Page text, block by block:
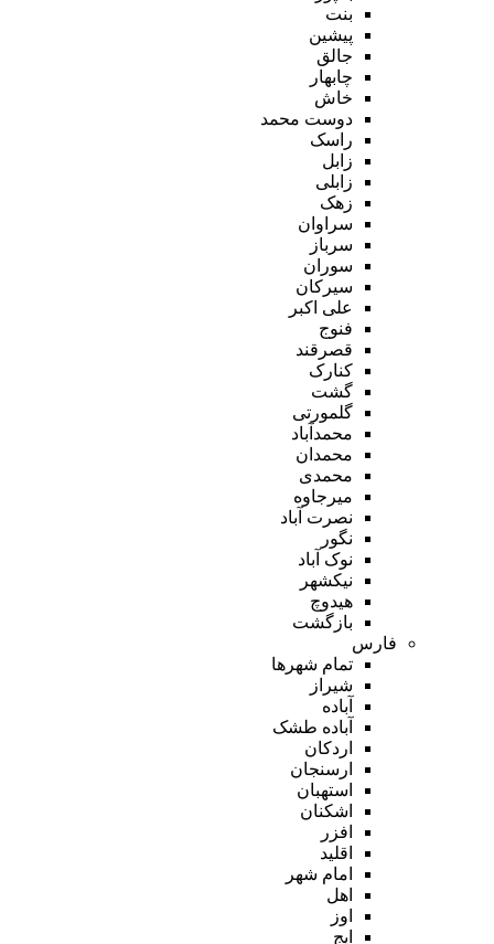
بنت
پیشین
جالق
چابهار
خاش
دوست محمد
راسک
زابل
زابلی
زهک
سراوان
سرباز
سوران
سیرکان
علی اکبر
فنوج
قصرقند
کنارک
گشت
گلمورتی
محمدآباد
محمدان
محمدی
میرجاوه
نصرت آباد
نگور
نوک آباد
نیکشهر
هیدوچ
بازگشت
فارس
تمام شهر‌ها
شیراز
آباده
آباده طشک
اردکان
ارسنجان
استهبان
اشکنان
افزر
اقلید
امام شهر
اهل
اوز
ایج